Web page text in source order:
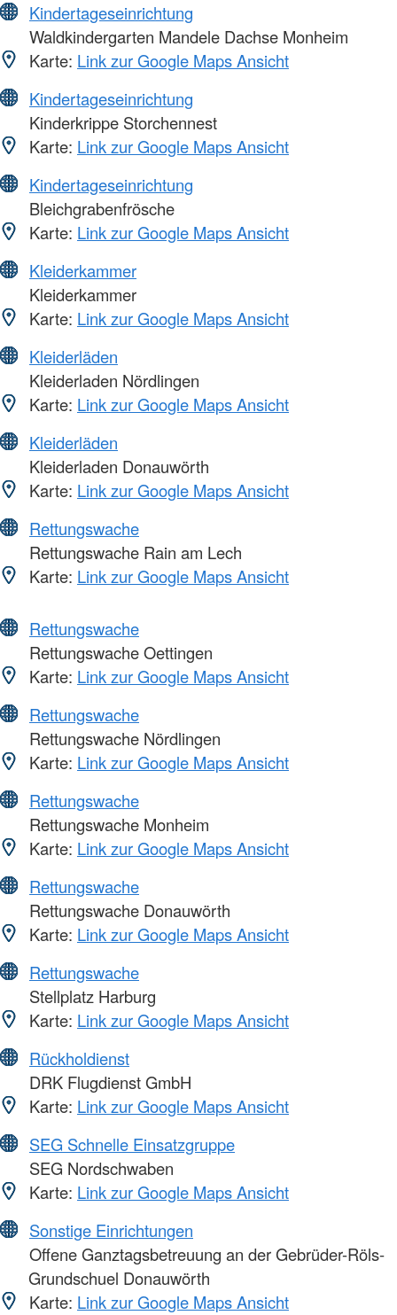
Kindertageseinrichtung
Waldkindergarten Mandele Dachse Monheim
Karte: Link zur Google Maps Ansicht
Kindertageseinrichtung
Kinderkrippe Storchennest
Karte: Link zur Google Maps Ansicht
Kindertageseinrichtung
Bleichgrabenfrösche
Karte: Link zur Google Maps Ansicht
Kleiderkammer
Kleiderkammer
Karte: Link zur Google Maps Ansicht
Kleiderläden
Kleiderladen Nördlingen
Karte: Link zur Google Maps Ansicht
Kleiderläden
Kleiderladen Donauwörth
Karte: Link zur Google Maps Ansicht
Rettungswache
Rettungswache Rain am Lech
Karte: Link zur Google Maps Ansicht
Rettungswache
Rettungswache Oettingen
Karte: Link zur Google Maps Ansicht
Rettungswache
Rettungswache Nördlingen
Karte: Link zur Google Maps Ansicht
Rettungswache
Rettungswache Monheim
Karte: Link zur Google Maps Ansicht
Rettungswache
Rettungswache Donauwörth
Karte: Link zur Google Maps Ansicht
Rettungswache
Stellplatz Harburg
Karte: Link zur Google Maps Ansicht
Rückholdienst
DRK Flugdienst GmbH
Karte: Link zur Google Maps Ansicht
SEG Schnelle Einsatzgruppe
SEG Nordschwaben
Karte: Link zur Google Maps Ansicht
Sonstige Einrichtungen
Offene Ganztagsbetreuung an der Gebrüder-Röls-
Grundschuel Donauwörth
Karte: Link zur Google Maps Ansicht